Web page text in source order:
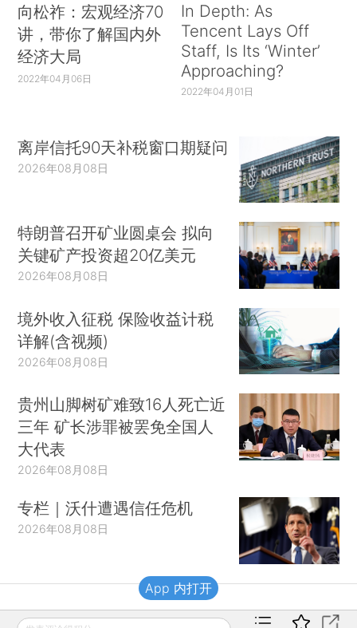
向松祚：宏观经济70
讲，带你了解国内外
经济大局
2022年04月06日
In Depth: As
Tencent Lays Off
Staff, Is Its ‘Winter’
Approaching?
2022年04月01日
离岸信托90天补税窗口期疑问
2026年08月08日
特朗普召开矿业圆桌会 拟向
关键矿产投资超20亿美元
2026年08月08日
境外收入征税 保险收益计税
详解(含视频)
2026年08月08日
贵州山脚树矿难致16人死亡近
三年 矿长涉罪被罢免全国人
大代表
2026年08月08日
专栏｜沃什遭遇信任危机
2026年08月08日
财新移动
App 内打开